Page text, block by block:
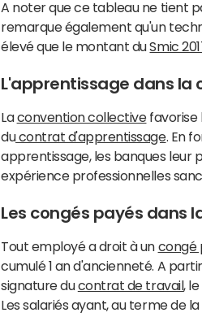
A noter que ce tableau ne tient
remarque également qu'un
élevé que le montant duSmic
L'apprentissage dans la
Laconvention collectivefavorise
ducontrat d'apprentissage. En
apprentissage, les banques
expérience professionnelles
Les congés payés dans
Tout employé a droit à un congé
cumulé 1 an d'ancienneté. A
signature ducontrat de travail ,
Les salariés ayant, au terme de